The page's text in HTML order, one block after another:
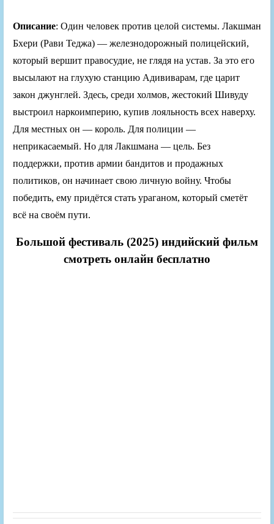
Описание: Один человек против целой системы. Лакшман
Бхери (Рави Теджа) — железнодорожный полицейский,
который вершит правосудие, не глядя на устав. За это его
высылают на глухую станцию Адививарам, где царит
закон джунглей. Здесь, среди холмов, жестокий Шивуду
выстроил наркоимперию, купив лояльность всех наверху.
Для местных он — король. Для полиции —
неприкасаемый. Но для Лакшмана — цель. Без
поддержки, против армии бандитов и продажных
политиков, он начинает свою личную войну. Чтобы
победить, ему придётся стать ураганом, который сметёт
всё на своём пути.
Большой фестиваль (2025) индийский фильм
смотреть онлайн бесплатно